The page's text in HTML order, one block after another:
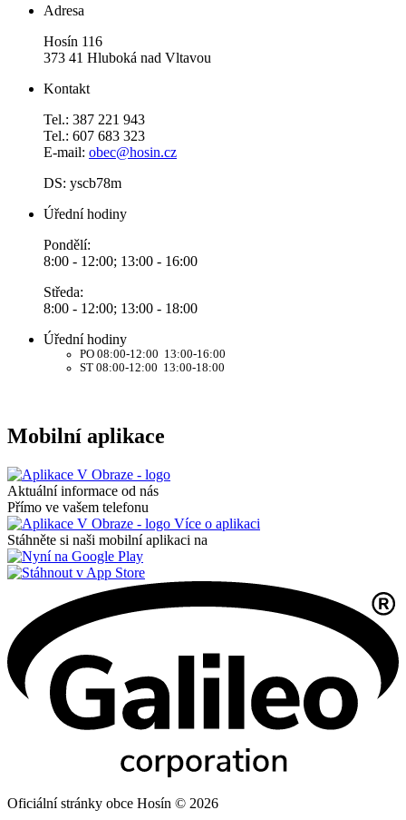
Adresa
Hosín 116
373 41 Hluboká nad Vltavou
Kontakt
Tel.: 387 221 943
Tel.: 607 683 323
E-mail: obec@hosin.cz
DS: yscb78m
Úřední hodiny
Pondělí:
8:00 - 12:00; 13:00 - 16:00
Středa:
8:00 - 12:00; 13:00 - 18:00
Úřední hodiny
PO 08:00-12:00 13:00-16:00
ST 08:00-12:00 13:00-18:00
Mobilní aplikace
Aktuální informace od nás
Přímo ve vašem telefonu
Více o aplikaci
Stáhněte si naši mobilní aplikaci na
Oficiální stránky obce Hosín © 2026